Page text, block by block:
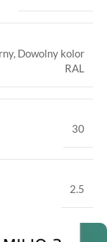
, Dowolny kolor
RAL
30
2.5